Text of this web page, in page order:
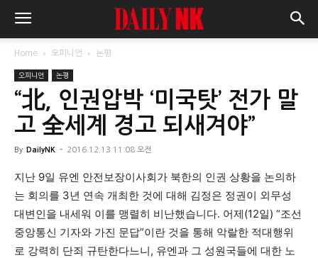
Home 오피니언 논평
오피니언 논평
“北, 인권압박 ‘미국탓’ 전가 말
고 全세계 경고 되새겨야”
By DailyNK - 2016.12.13 11:08 오전
지난 9일 유엔 안전보장이사회가 북한의 인권 상황을 논의하
는 회의를 3년 연속 개최한 것에 대해 김정은 정권이 외무성
대변인을 내세워 이를 맹렬히 비난했습니다. 어제(12일) “조선
중앙통신 기자와 가진 문답”이란 것을 통해 악랄한 적대행위
로 강력히 단죄 규탄한다느니, 유엔과 그 성원국들에 대한 노